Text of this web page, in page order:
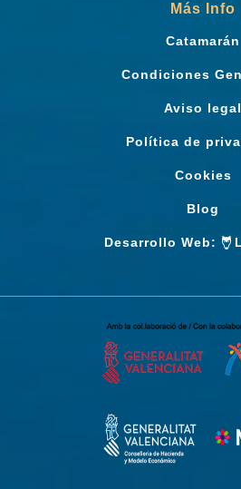
Más Info
Catamarán
Condiciones
Aviso legal
Política de
Cookies
Blog
Desarrollo Web: